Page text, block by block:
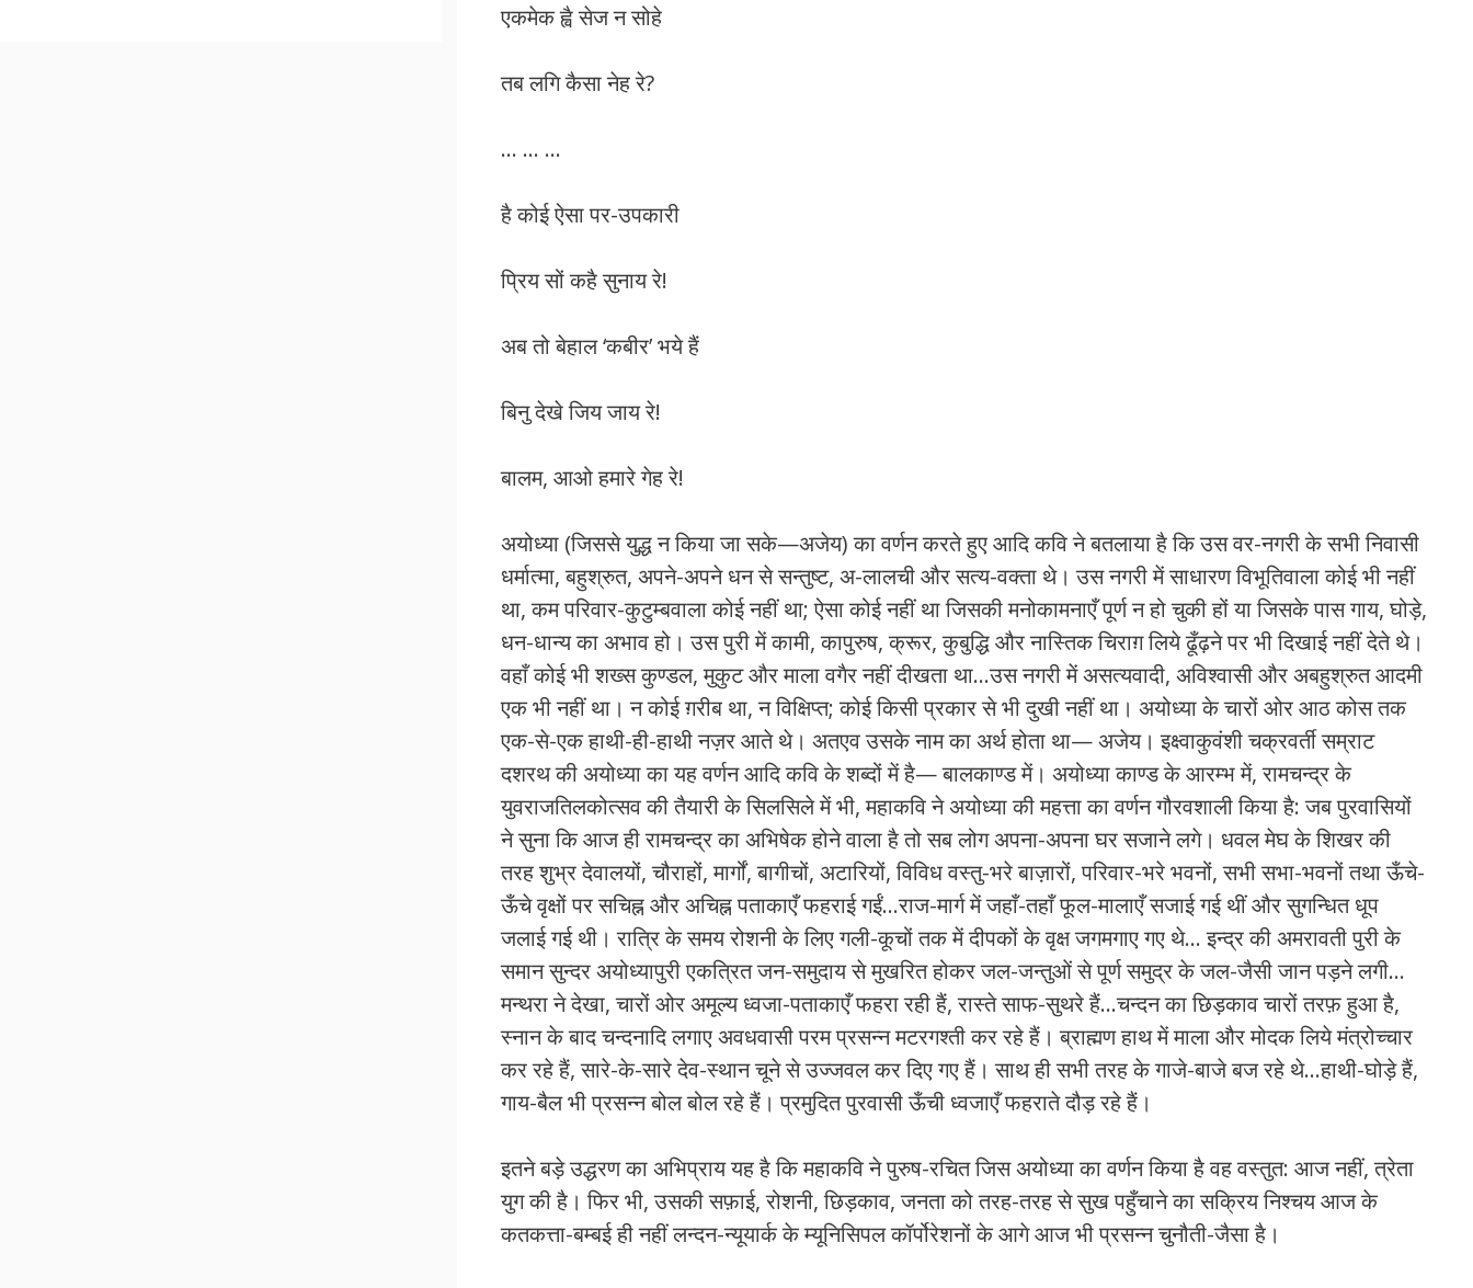
एकमेक ह्वै सेज न सोहे
तब लगि कैसा नेह रे?
… … …
है कोई ऐसा पर-उपकारी
प्रिय सों कहै सुनाय रे!
अब तो बेहाल ‘कबीर’ भये हैं
बिनु देखे जिय जाय रे!
बालम, आओ हमारे गेह रे!
अयोध्‍या (जिससे युद्ध न किया जा सके—अजेय) का वर्णन करते हुए आदि कवि ने बतलाया है कि उस वर-नगरी के सभी निवासी
धर्मात्‍मा, बहुश्रुत, अपने-अपने धन से सन्‍तुष्‍ट, अ-लालची और सत्‍य-वक्‍ता थे। उस नगरी में साधारण विभूतिवाला कोई भी नहीं
था, कम परिवार-कुटुम्‍बवाला कोई नहीं था; ऐसा कोई नहीं था जिसकी मनोकामनाएँ पूर्ण न हो चुकी हों या जिसके पास गाय, घोड़े,
धन-धान्‍य का अभाव हो। उस पुरी में कामी, कापुरुष, क्रूर, कुबुद्धि और नास्तिक चिराग़ लिये ढूँढ़ने पर भी दिखाई नहीं देते थे।
वहाँ कोई भी शख्‍स कुण्‍डल, मुकुट और माला वगैर नहीं दीखता था…उस नगरी में असत्‍यवादी, अविश्‍वासी और अबहुश्रुत आदमी
एक भी नहीं था। न कोई ग़रीब था, न विक्षिप्‍त; कोई किसी प्रकार से भी दुखी नहीं था। अयोध्‍या के चारों ओर आठ कोस तक
एक-से-एक हाथी-ही-हाथी नज़र आते थे। अतएव उसके नाम का अर्थ होता था— अजेय। इक्ष्‍वाकुवंशी चक्रवर्ती सम्राट
दशरथ की अयोध्‍या का यह वर्णन आदि कवि के शब्‍दों में है— बालकाण्‍ड में। अयोध्‍या काण्‍ड के आरम्‍भ में, रामचन्‍द्र के
युवराजतिलकोत्‍सव की तैयारी के सिलसिले में भी, महाकवि ने अयोध्‍या की महत्ता का वर्णन गौरवशाली किया है: जब पुरवासियों
ने सुना कि आज ही रामचन्‍द्र का अभिषेक होने वाला है तो सब लोग अपना-अपना घर सजाने लगे। धवल मेघ के शिखर की
तरह शुभ्र देवालयों, चौराहों, मार्गों, बागीचों, अटारियों, विविध वस्‍तु-भरे बाज़ारों, परिवार-भरे भवनों, सभी सभा-भवनों तथा ऊँचे-
ऊँचे वृक्षों पर सचिह्न और अचिह्न पताकाएँ फहराई गईं…राज-मार्ग में जहाँ-तहाँ फूल-मालाएँ सजाई गई थीं और सुगन्धित धूप
जलाई गई थी। रात्रि के समय रोशनी के लिए गली-कूचों तक में दीपकों के वृक्ष जगमगाए गए थे… इन्‍द्र की अमरावती पुरी के
समान सुन्‍दर अयोध्‍यापुरी एकत्रित जन-समुदाय से मुखरित होकर जल-जन्‍तुओं से पूर्ण समुद्र के जल-जैसी जान पड़ने लगी…
मन्‍थरा ने देखा, चारों ओर अमूल्‍य ध्‍वजा-पताकाएँ फहरा रही हैं, रास्‍ते साफ-सुथरे हैं…चन्‍दन का छिड़काव चारों तरफ़ हुआ है,
स्‍नान के बाद चन्‍दनादि लगाए अवधवासी परम प्रसन्‍न मटरगश्‍ती कर रहे हैं। ब्राह्मण हाथ में माला और मोदक लिये मंत्रोच्‍चार
कर रहे हैं, सारे-के-सारे देव-स्‍थान चूने से उज्‍जवल कर दिए गए हैं। साथ ही सभी तरह के गाजे-बाजे बज रहे थे…हाथी-घोड़े हैं,
गाय-बैल भी प्रसन्‍न बोल बोल रहे हैं। प्रमुदित पुरवासी ऊँची ध्‍वजाएँ फहराते दौड़ रहे हैं।
इतने बड़े उद्धरण का अभिप्राय यह है कि महाकवि ने पुरुष-रचित जिस अयोध्‍या का वर्णन किया है वह वस्‍तुत: आज नहीं, त्रेता
युग की है। फिर भी, उसकी सफ़ाई, रोशनी, छिड़काव, जनता को तरह-तरह से सुख पहुँचाने का सक्रिय निश्‍चय आज के
कतकत्ता-बम्‍बई ही नहीं लन्‍दन-न्‍यूयार्क के म्‍यूनिसिपल कॉर्पोरेशनों के आगे आज भी प्रसन्‍न चुनौती-जैसा है।